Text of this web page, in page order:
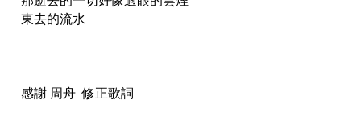
東去的流水
感謝 周舟 修正歌詞